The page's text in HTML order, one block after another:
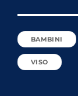
BAMBINI
VISO